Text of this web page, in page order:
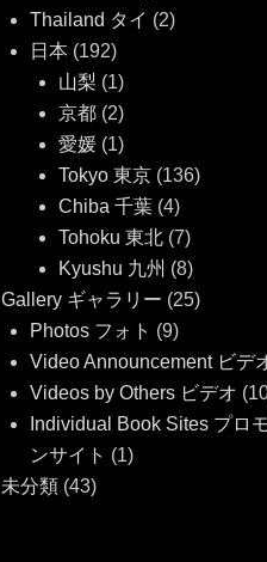
Thailand タイ (2)
日本 (192)
山梨 (1)
京都 (2)
愛媛 (1)
Tokyo 東京 (136)
Chiba 千葉 (4)
Tohoku 東北 (7)
Kyushu 九州 (8)
Gallery ギャラリー (25)
Photos フォト (9)
Video Announcement ビデ
Videos by Others ビデオ
Individual Book Sites プロ
ンサイト (1)
未分類 (43)